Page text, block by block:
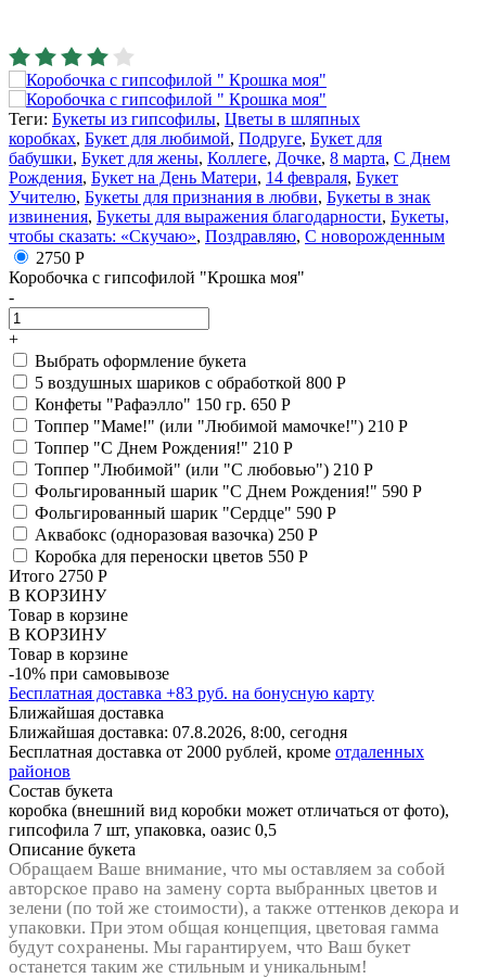
Теги: Букеты из гипсофилы, Цветы в шляпных
коробках, Букет для любимой, Подруге, Букет для
бабушки, Букет для жены, Коллеге, Дочке, 8 марта, С Днем
Рождения, Букет на День Матери, 14 февраля, Букет
Учителю, Букеты для признания в любви, Букеты в знак
извинения, Букеты для выражения благодарности, Букеты,
чтобы сказать: «Скучаю», Поздравляю, С новорожденным
2750 Р
Коробочка с гипсофилой "Крошка моя"
-
+
Выбрать оформление букета
5 воздушных шариков с обработкой 800 Р
Конфеты "Рафаэлло" 150 гр. 650 Р
Топпер "Маме!" (или "Любимой мамочке!") 210 Р
Топпер "С Днем Рождения!" 210 Р
Топпер "Любимой" (или "С любовью") 210 Р
Фольгированный шарик "С Днем Рождения!" 590 Р
Фольгированный шарик "Сердце" 590 Р
Аквабокс (одноразовая вазочка) 250 Р
Коробка для переноски цветов 550 Р
Итого 2750 Р
В КОРЗИНУ
Товар в корзине
В КОРЗИНУ
Товар в корзине
-10% при самовывозе
Бесплатная доставка +83 руб. на бонусную карту
Ближайшая доставка
Ближайшая доставка: 07.8.2026, 8:00, сегодня
Бесплатная доставка от 2000 рублей, кроме отдаленных
районов
Состав букета
коробка (внешний вид коробки может отличаться от фото),
гипсофила 7 шт, упаковка, оазис 0,5
Описание букета
Обращаем Ваше внимание, что мы оставляем за собой
авторское право на замену сорта выбранных цветов и
зелени (по той же стоимости), а также оттенков декора и
упаковки. При этом общая концепция, цветовая гамма
будут сохранены. Мы гарантируем, что Ваш букет
останется таким же стильным и уникальным!